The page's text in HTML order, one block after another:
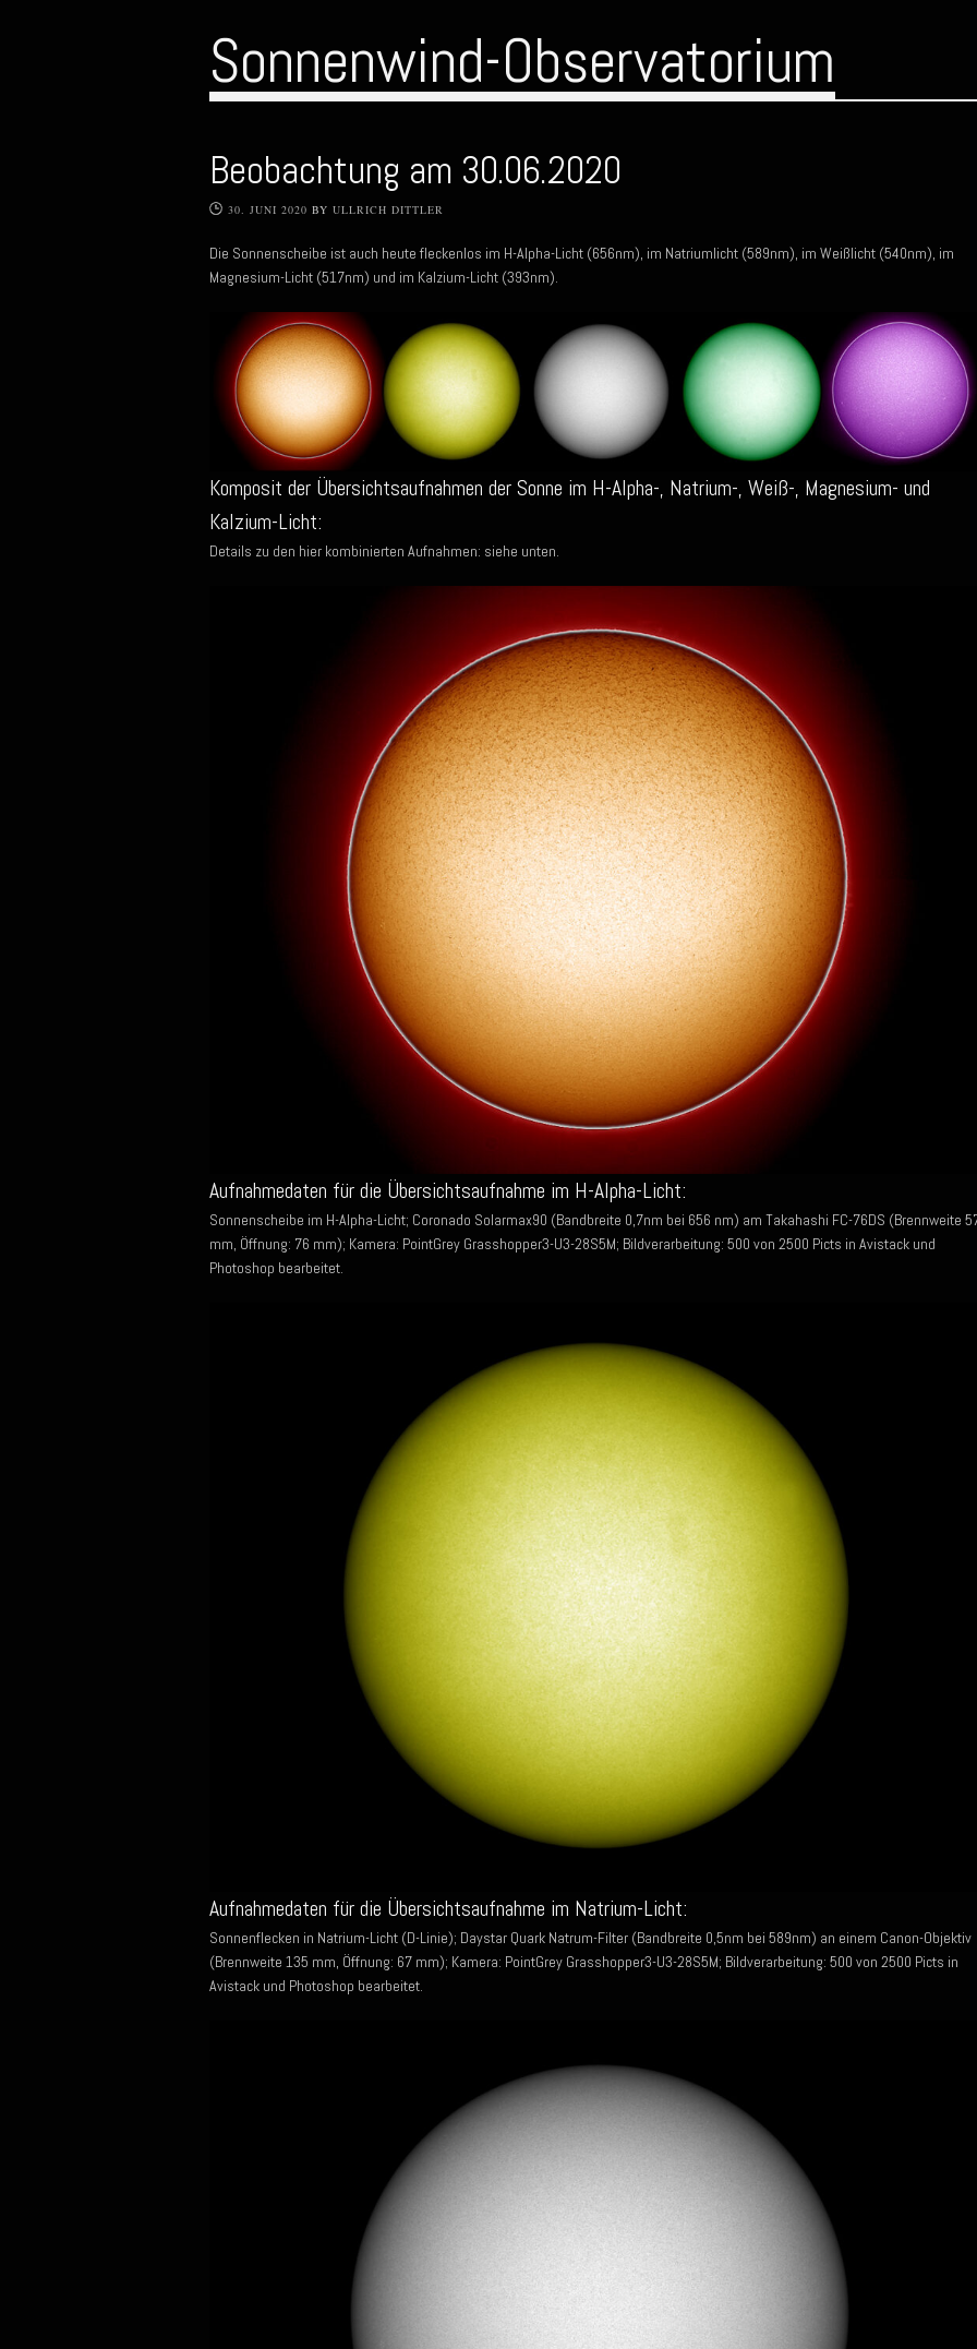
Sonnenwind-Observatorium
Beobachtung am 30.06.2020
30. JUNI 2020 BY ULLRICH DITTLER
Die Sonnenscheibe ist auch heute fleckenlos im H-Alpha-Licht (656nm), im Natriumlicht (589nm), im Weißlicht (540nm), im
Magnesium-Licht (517nm) und im Kalzium-Licht (393nm).
Komposit der Übersichtsaufnahmen der Sonne im H-Alpha-, Natrium-, Weiß-, Magnesium- und
Kalzium-Licht:
Details zu den hier kombinierten Aufnahmen: siehe unten.
Aufnahmedaten für die Übersichtsaufnahme im H-Alpha-Licht:
Sonnenscheibe im H-Alpha-Licht; Coronado Solarmax90 (Bandbreite 0,7nm bei 656 nm) am Takahashi FC-76DS (Brennweite
mm, Öffnung: 76 mm); Kamera: PointGrey Grasshopper3-U3-28S5M; Bildverarbeitung: 500 von 2500 Picts in Avistack und
Photoshop bearbeitet.
Aufnahmedaten für die Übersichtsaufnahme im Natrium-Licht:
Sonnenflecken in Natrium-Licht (D-Linie); Daystar Quark Natrum-Filter (Bandbreite 0,5nm bei 589nm) an einem Canon-Objektiv
(Brennweite 135 mm, Öffnung: 67 mm); Kamera: PointGrey Grasshopper3-U3-28S5M; Bildverarbeitung: 500 von 2500 Picts in
Avistack und Photoshop bearbeitet.